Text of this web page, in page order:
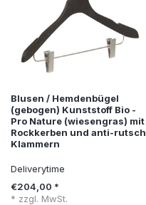
Blusen / Hemdenbügel
(gebogen) Kunststoff Bio -
Pro Nature (wiesengras) mit
Rockkerben und anti-rutsch
Klammern
Deliverytime
€204,00 *
* zzgl. MwSt.